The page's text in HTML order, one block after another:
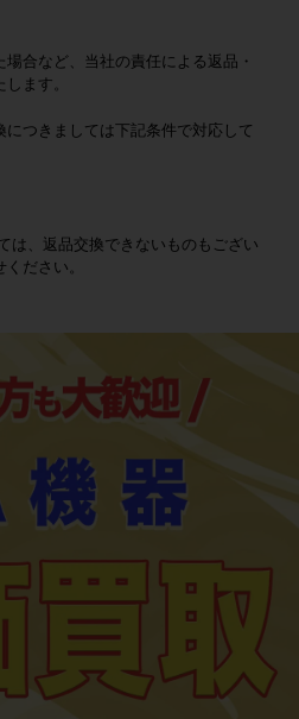
合など、当社の責任による返品・
ます。
つきましては下記条件で対応して
は、返品交換できないものもござい
ださい。